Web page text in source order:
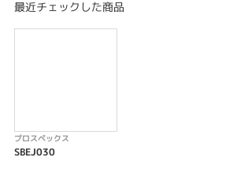
最大巻上時約72時間持続
最近チェックした商品
プロスペックス
SBEJ030